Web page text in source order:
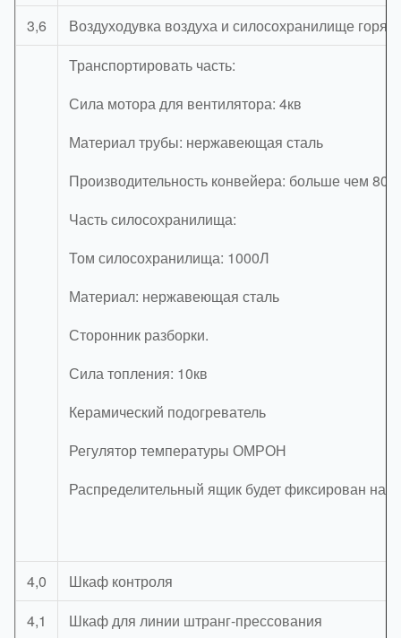
3,6
Воздуходувка воздуха и силосохранилище
Транспортировать часть:
Сила мотора для вентилятора: 4кв
Материал трубы: нержавеющая сталь
Производительность конвейера: больше чем
Часть силосохранилища:
Том силосохранилища: 1000Л
Материал: нержавеющая сталь
Сторонник разборки.
Сила топления: 10кв
Керамический подогреватель
Регулятор температуры ОМРОН
Распределительный ящик будет фиксирован на
4,0
Шкаф контроля
4,1
Шкаф для линии штранг-прессования